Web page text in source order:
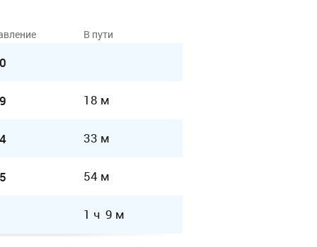
В пути
18 м
33 м
54 м
1 ч 9 м